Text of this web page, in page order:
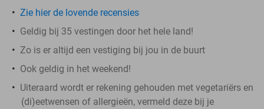
Zie hier de lovende recensies
Geldig bij 35 vestingen door het hele land!
Zo is er altijd een vestiging bij jou in de buurt
Ook geldig in het weekend!
Uiteraard wordt er rekening gehouden met vegetariërs en
(di)eetwensen of allergieën, vermeld deze bij je